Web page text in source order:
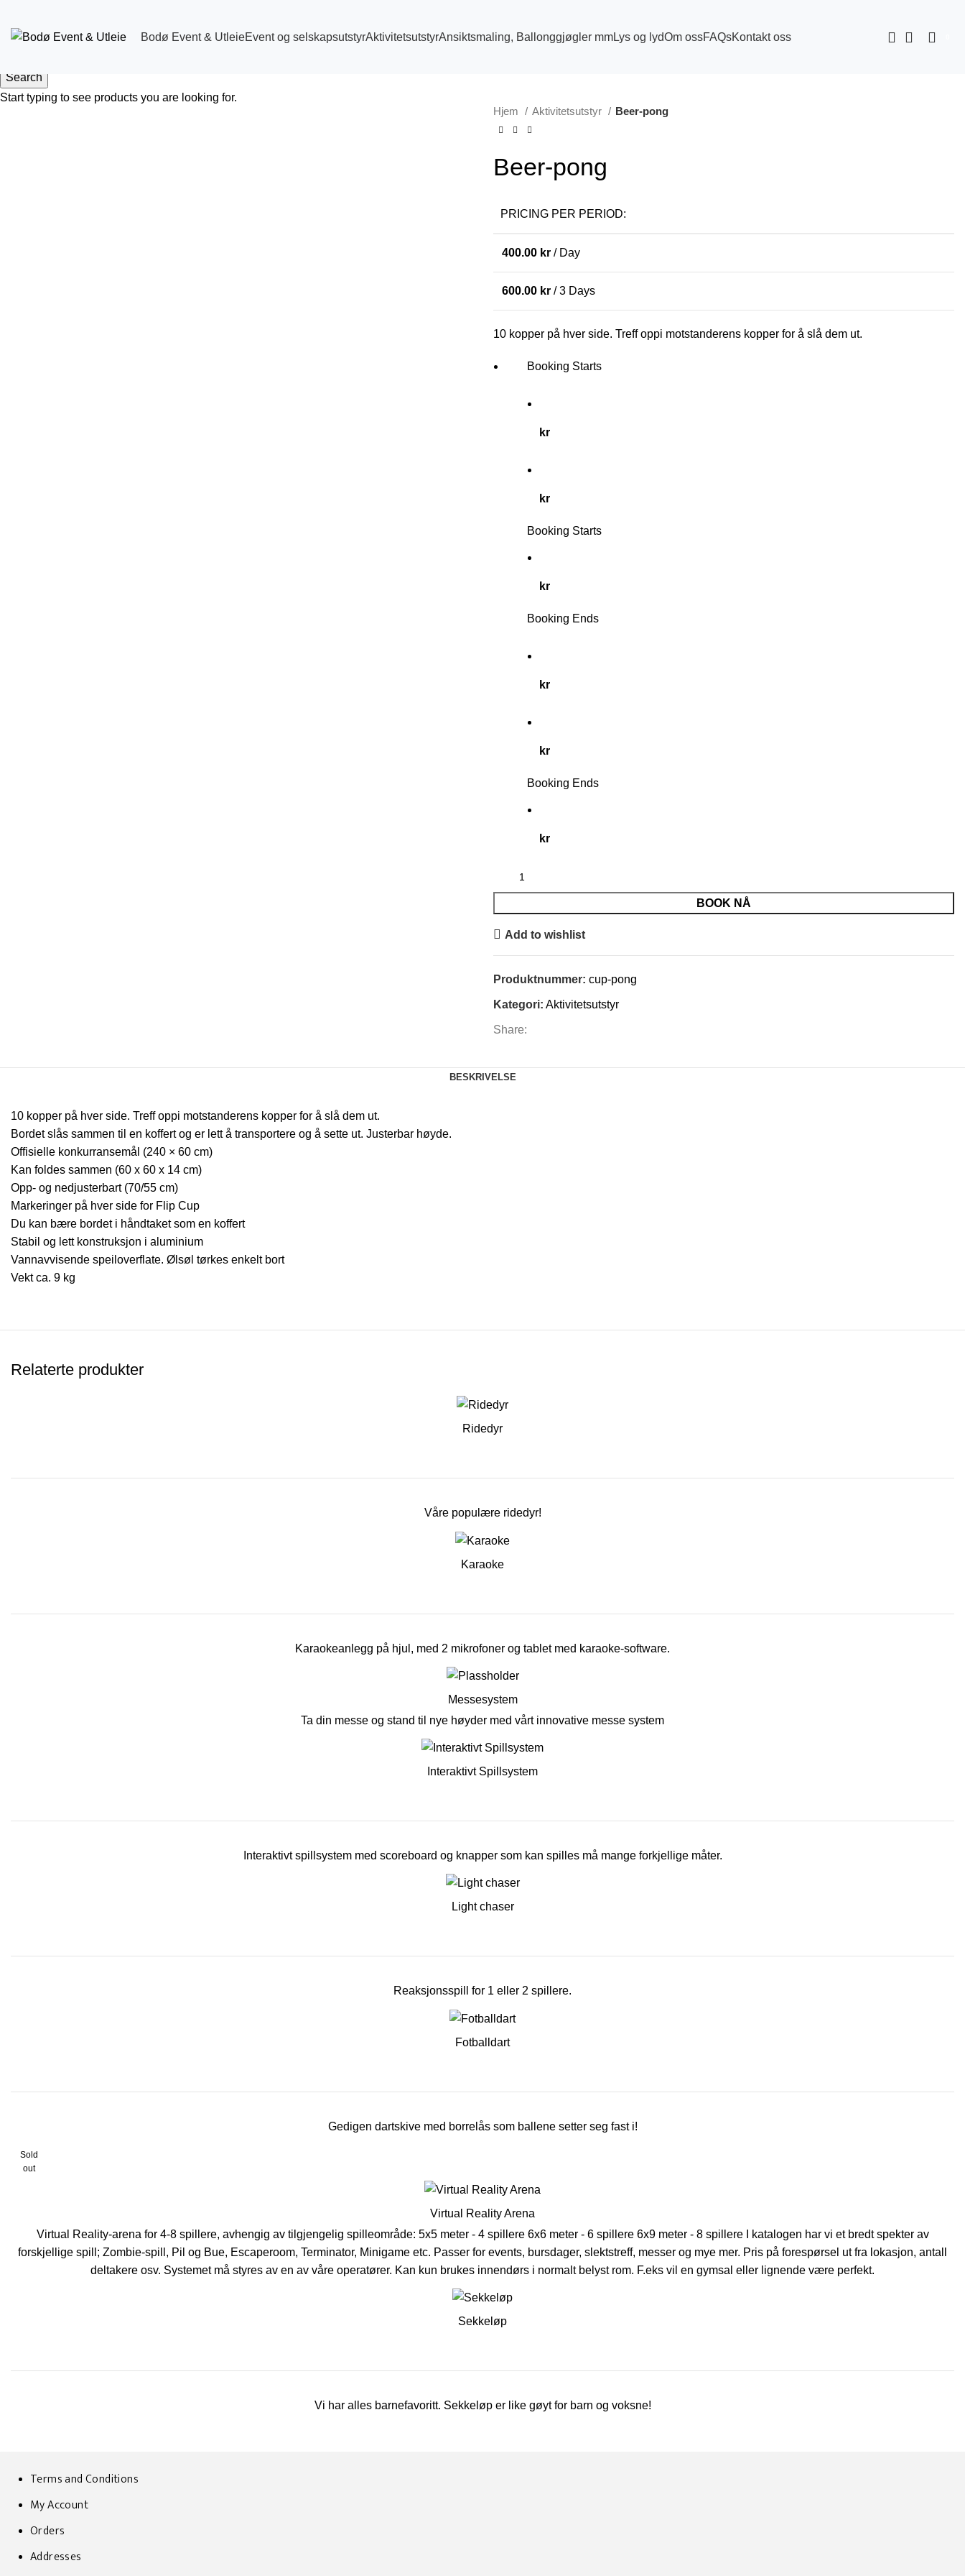
Bodø Event & UtleieEvent og selskapsutstyrAktivitetsutstyrAnsiktsmaling, Ballonggjøgler mmLys og lydOm ossFAQsKontakt oss
Hjem Aktivitetsutstyr Beer-pong
Beer-pong
PRICING PER PERIOD:
400.00 kr / Day
600.00 kr / 3 Days
10 kopper på hver side. Treff oppi motstanderens kopper for å slå dem ut.
Booking Starts
kr
kr
Booking Starts
kr
Booking Ends
kr
kr
Booking Ends
kr
BOOK NÅ
Add to wishlist
Produktnummer: cup-pong
Kategori: Aktivitetsutstyr
Share:
BESKRIVELSE
10 kopper på hver side. Treff oppi motstanderens kopper for å slå dem ut.
Bordet slås sammen til en koffert og er lett å transportere og å sette ut. Justerbar høyde.
Offisielle konkurransemål (240 × 60 cm)
Kan foldes sammen (60 x 60 x 14 cm)
Opp- og nedjusterbart (70/55 cm)
Markeringer på hver side for Flip Cup
Du kan bære bordet i håndtaket som en koffert
Stabil og lett konstruksjon i aluminium
Vannavvisende speiloverflate. Ølsøl tørkes enkelt bort
Vekt ca. 9 kg
Relaterte produkter
Ridedyr
Våre populære ridedyr!
Karaoke
Karaokeanlegg på hjul, med 2 mikrofoner og tablet med karaoke-software.
Messesystem
Ta din messe og stand til nye høyder med vårt innovative messe system
Interaktivt Spillsystem
Interaktivt spillsystem med scoreboard og knapper som kan spilles må mange forkjellige måter.
Light chaser
Reaksjonsspill for 1 eller 2 spillere.
Fotballdart
Gedigen dartskive med borrelås som ballene setter seg fast i!
Sold
out
Virtual Reality Arena
Virtual Reality-arena for 4-8 spillere, avhengig av tilgjengelig spilleområde: 5x5 meter - 4 spillere 6x6 meter - 6 spillere 6x9 meter - 8 spillere I katalogen har vi et bredt spekter av
forskjellige spill; Zombie-spill, Pil og Bue, Escaperoom, Terminator, Minigame etc. Passer for events, bursdager, slektstreff, messer og mye mer. Pris på forespørsel ut fra lokasjon, antall
deltakere osv. Systemet må styres av en av våre operatører. Kan kun brukes innendørs i normalt belyst rom. F.eks vil en gymsal eller lignende være perfekt.
Sekkeløp
Vi har alles barnefavoritt. Sekkeløp er like gøyt for barn og voksne!
Terms and Conditions
My Account
Orders
Addresses
Search
Start typing to see products you are looking for.